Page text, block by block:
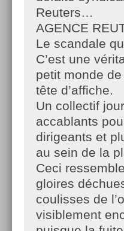
Reuters…
AGENCE
Le scandale
C’est une
petit monde
tête d’affiche.
Un collectif
accablants
dirigeants et
au sein de la
Ceci
gloires
coulisses de
visiblement